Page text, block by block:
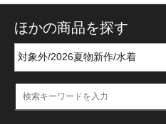
ほかの商品を探す